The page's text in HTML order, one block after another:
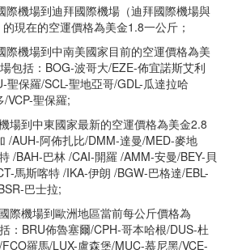
際機場到迪拜國際機場（迪拜國際機場與
現在的空運價格為美金1.8一公斤；
際機場到中南美國家目前的空運價格為美
包括：BOG-波哥大/EZE-佈宜諾斯艾利
保羅/SCL-聖地亞哥/GDL-瓜達拉哈
VCP-聖保羅;
場到中東國家最新的空運價格為美金2.8
/AUH-阿佈扎比/DMM-達曼/MED-麥地
/BAH-巴林 /CAI-開羅 /AMM-安曼/BEY-貝
馬斯喀特 /IKA-伊朗 /BGW-巴格達/EBL-
巴士拉;
際機場到歐洲地區當前每公斤價格為
：BRU佈魯塞爾/CPH-哥本哈根/DUS-杜
羅馬/LUX-盧森堡/MUC-慕尼黑/VCE-